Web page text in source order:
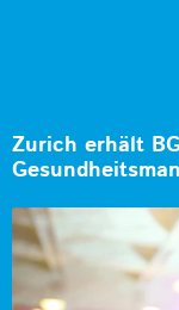
Zurich erhält